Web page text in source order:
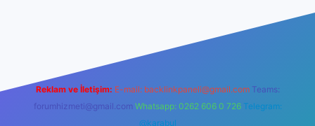
Reklam ve İletişim: E-mail: backlinkpaneli@gmail.com Teams:
forumhizmeti@gmail.com Whatsapp: 0262 606 0 726 Telegram:
@karabul